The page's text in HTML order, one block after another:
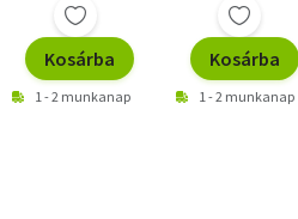
Kosárba
1 - 2 munkanap
Kosárba
1 - 2 munkanap